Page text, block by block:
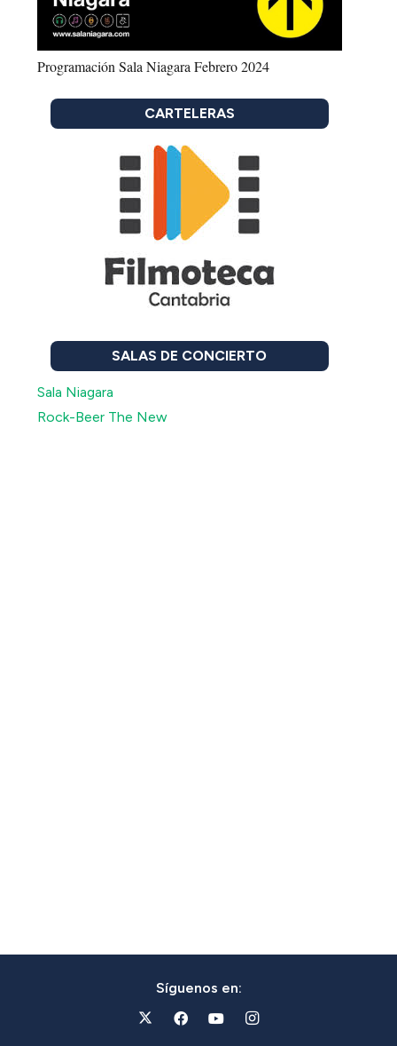
Programación Sala Niagara Febrero 2024
CARTELERAS
SALAS DE CONCIERTO
Sala Niagara
Rock-Beer The New
Síguenos en: